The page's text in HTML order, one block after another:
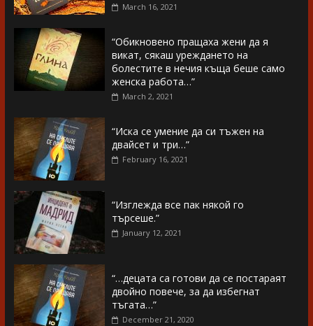
March 16, 2021
“Обикновено пращаха жени да я
викат, сякаш уреждането на
болестите в нечия къща беше само
женска работа…”
March 2, 2021
“Иска се умение да си тъжен на
двайсет и три…”
February 16, 2021
“Изглежда все пак някой го
търсеше.”
January 12, 2021
“…децата са готови да се постараят
двойно повече, за да избегнат
тъгата…”
December 21, 2020